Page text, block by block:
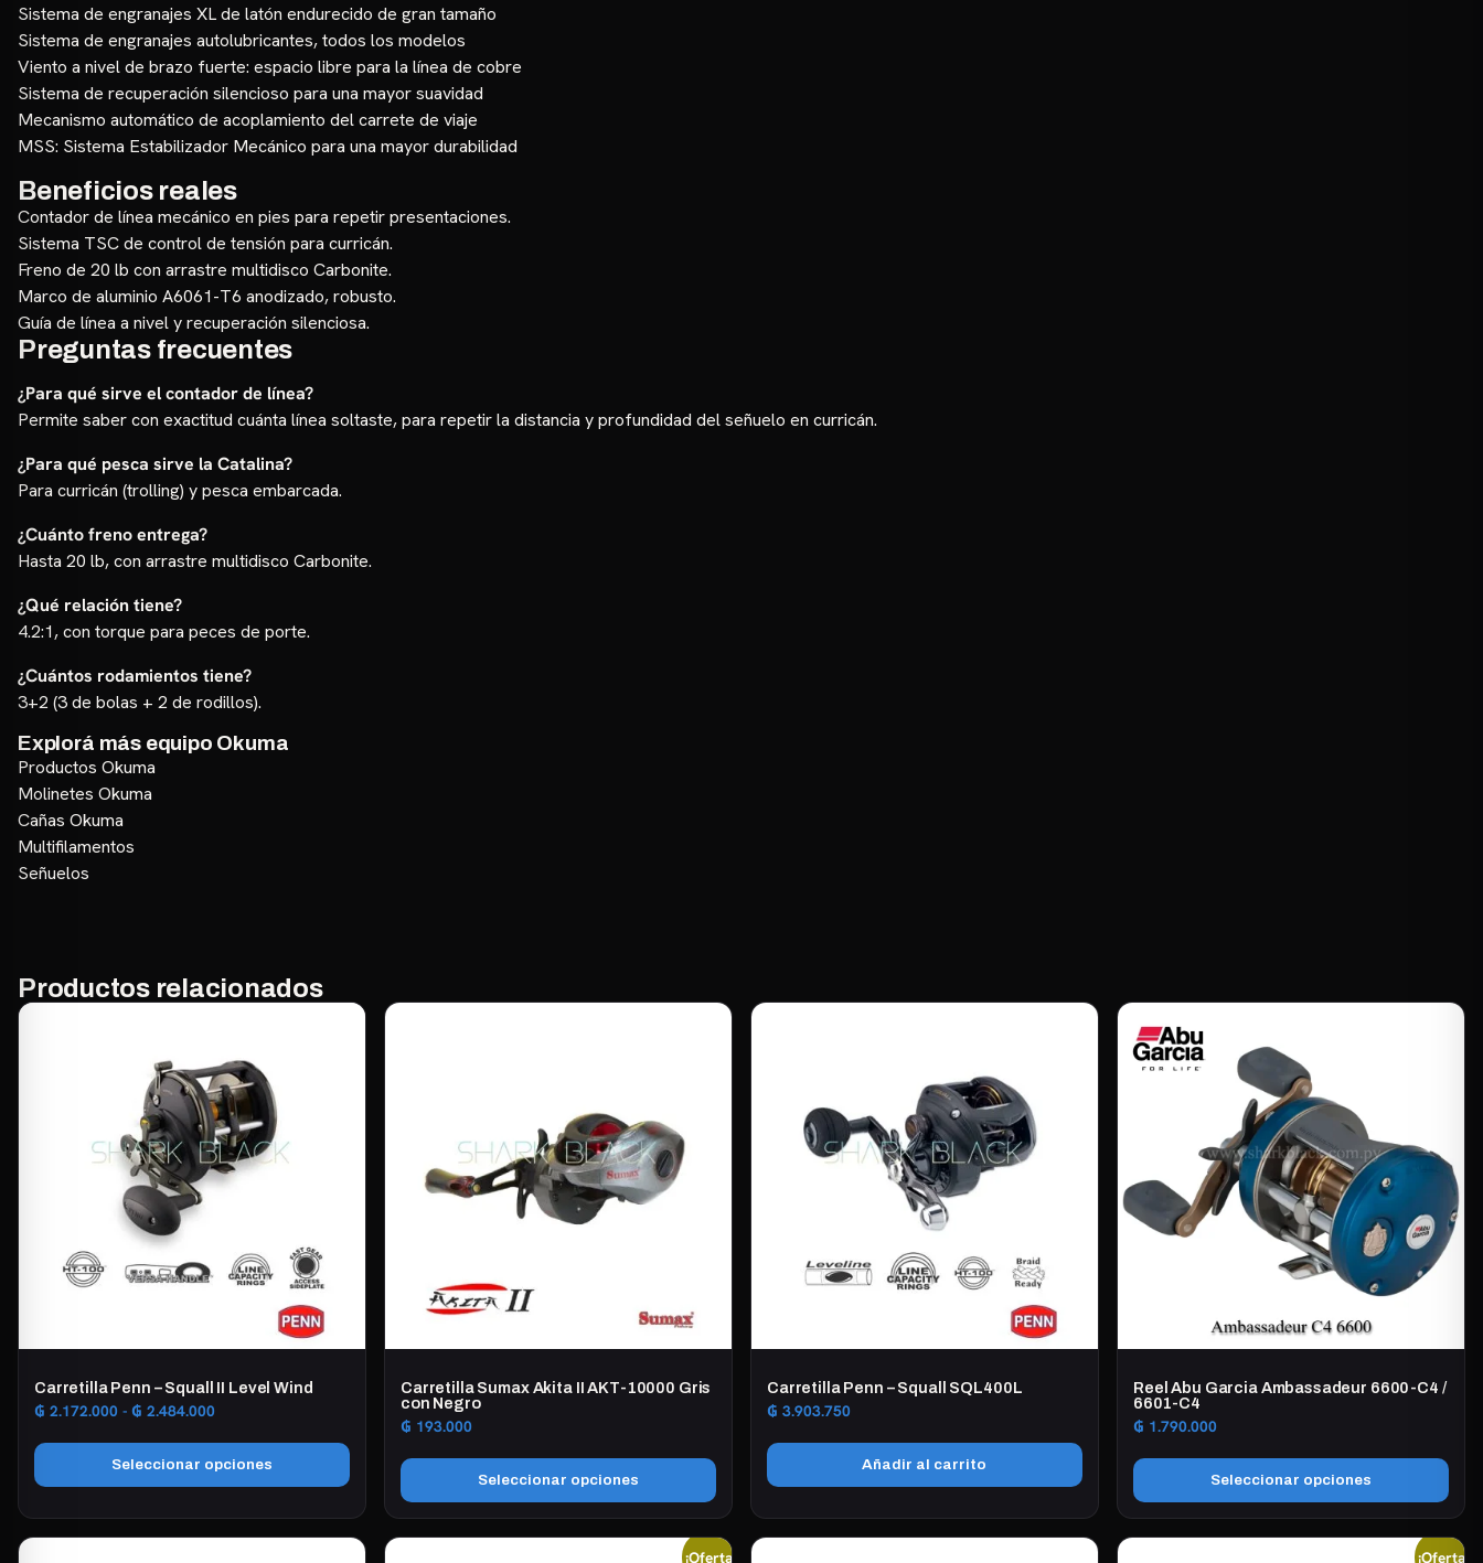
Sistema de engranajes XL de latón endurecido de gran tamaño
Sistema de engranajes autolubricantes, todos los modelos
Viento a nivel de brazo fuerte: espacio libre para la línea de cobre
Sistema de recuperación silencioso para una mayor suavidad
Mecanismo automático de acoplamiento del carrete de viaje
MSS: Sistema Estabilizador Mecánico para una mayor durabilidad
Beneficios reales
Contador de línea mecánico en pies para repetir presentaciones.
Sistema TSC de control de tensión para curricán.
Freno de 20 lb con arrastre multidisco Carbonite.
Marco de aluminio A6061-T6 anodizado, robusto.
Guía de línea a nivel y recuperación silenciosa.
Preguntas frecuentes
¿Para qué sirve el contador de línea?
Permite saber con exactitud cuánta línea soltaste, para repetir la distancia y profundidad del señuelo en curricán.
¿Para qué pesca sirve la Catalina?
Para curricán (trolling) y pesca embarcada.
¿Cuánto freno entrega?
Hasta 20 lb, con arrastre multidisco Carbonite.
¿Qué relación tiene?
4.2:1, con torque para peces de porte.
¿Cuántos rodamientos tiene?
3+2 (3 de bolas + 2 de rodillos).
Explorá más equipo Okuma
Productos Okuma
Molinetes Okuma
Cañas Okuma
Multifilamentos
Señuelos
Productos relacionados
Carretilla Penn – Squall II Level Wind
₲ 2.172.000 - ₲ 2.484.000Rango
desde
hasta
₲ 2.484.000
Seleccionar opciones
Este
producto
Carretilla Sumax Akita II AKT-10000 Gris
con Negro
₲ 193.000
Seleccionar opciones
producto
Carretilla Penn – Squall SQL400L
₲ 3.903.750
Añadir al carrito
Reel Abu Garcia Ambassadeur 6600-C4 /
6601-C4
₲ 1.790.000
Seleccionar opciones
producto
¡Oferta! ¡Oferta!